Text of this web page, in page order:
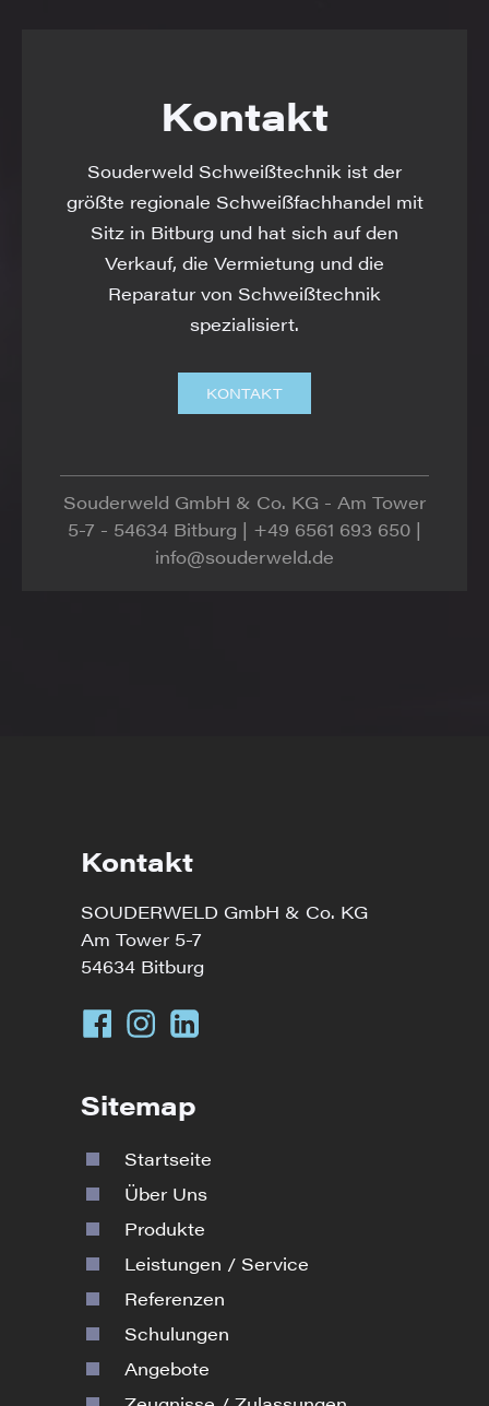
Kontakt
Souderweld Schweißtechnik ist der
größte regionale Schweißfachhandel mit
Sitz in Bitburg und hat sich auf den
Verkauf, die Vermietung und die
Reparatur von Schweißtechnik
spezialisiert.
KONTAKT
Souderweld GmbH & Co. KG - Am Tower
5-7 - 54634 Bitburg | +49 6561 693 650 |
info@souderweld.de
Kontakt
SOUDERWELD GmbH & Co. KG
Am Tower 5-7
54634 Bitburg
Sitemap
Startseite
Über Uns
Produkte
Leistungen / Service
Referenzen
Schulungen
Angebote